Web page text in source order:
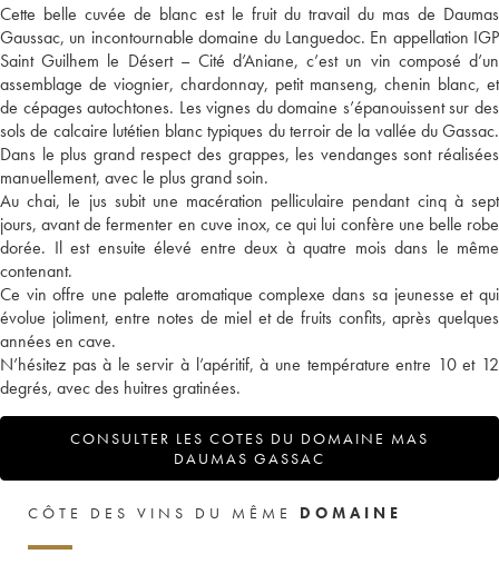
Cette belle cuvée de blanc est le fruit du travail du mas de Daumas
Gaussac, un incontournable domaine du Languedoc. En appellation IGP
Saint Guilhem le Désert – Cité d’Aniane, c’est un vin composé d’un
assemblage de viognier, chardonnay, petit manseng, chenin blanc, et
de cépages autochtones. Les vignes du domaine s’épanouissent sur des
sols de calcaire lutétien blanc typiques du terroir de la vallée du Gassac.
Dans le plus grand respect des grappes, les vendanges sont réalisées
manuellement, avec le plus grand soin.
Au chai, le jus subit une macération pelliculaire pendant cinq à sept
jours, avant de fermenter en cuve inox, ce qui lui confère une belle robe
dorée. Il est ensuite élevé entre deux à quatre mois dans le même
contenant.
Ce vin offre une palette aromatique complexe dans sa jeunesse et qui
évolue joliment, entre notes de miel et de fruits confits, après quelques
années en cave.
N’hésitez pas à le servir à l’apéritif, à une température entre 10 et 12
degrés, avec des huitres gratinées.
CONSULTER LES COTES DU DOMAINE MAS
DAUMAS GASSAC
CÔTE DES VINS DU MÊME DOMAINE